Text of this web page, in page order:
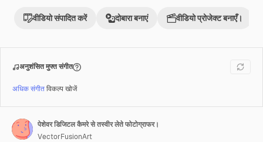
वीडियो संपादित करें दोबारा बनाएं वीडियो प्रोजेक्ट बनाएँ।
अनुशंसित मुफ्त संगीत
अधिक संगीतविकल्प खोजें
पेशेवर डिजिटल कैमरे से तस्वीर लेते फोटोग्राफर।
VectorFusionArt